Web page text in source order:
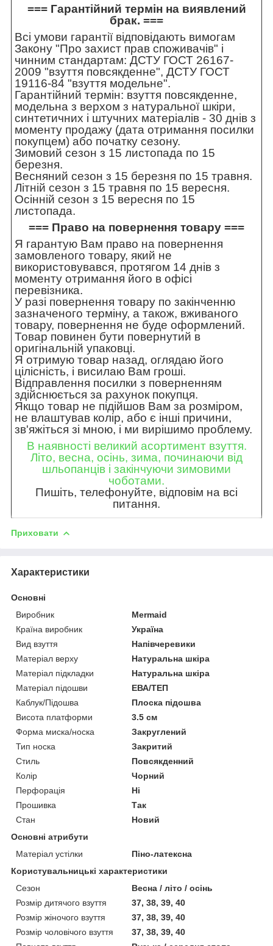
=== Гарантійний термін на виявлений
брак. ===
Всі умови гарантії відповідають вимогам
Закону "Про захист прав споживачів" і
чинним стандартам: ДСТУ ГОСТ 26167-
2009 "взуття повсякденне", ДСТУ ГОСТ
19116-84 "взуття модельне".
Гарантійний термін: взуття повсякденне,
модельна з верхом з натуральної шкіри,
синтетичних і штучних матеріалів - 30 днів з
моменту продажу (дата отримання посилки
покупцем) або початку сезону.
Зимовий сезон з 15 листопада по 15
березня.
Весняний сезон з 15 березня по 15 травня.
Літній сезон з 15 травня по 15 вересня.
Осінній сезон з 15 вересня по 15
листопада.
=== Право на повернення товару ===
Я гарантую Вам право на повернення
замовленого товару, який не
використовувався, протягом 14 днів з
моменту отримання його в офісі
перевізника.
У разі повернення товару по закінченню
зазначеного терміну, а також, вживаного
товару, повернення не буде оформлений.
Товар повинен бути повернутий в
оригінальній упаковці.
Я отримую товар назад, оглядаю його
цілісність, і висилаю Вам гроші.
Відправлення посилки з поверненням
здійснюється за рахунок покупця.
Якщо товар не підійшов Вам за розміром,
не влаштував колір, або є інші причини,
зв'яжіться зі мною, і ми вирішимо проблему.
В наявності великий асортимент взуття.
Літо, весна, осінь, зима, починаючи від
шльопанців і закінчуючи зимовими
чоботами.
Пишіть, телефонуйте, відповім на всі
питання.
Приховати
Характеристики
Основні
Виробник
Mermaid
Країна виробник
Україна
Вид взуття
Напівчеревики
Матеріал верху
Натуральна шкіра
Матеріал підкладки
Натуральна шкіра
Матеріал підошви
ЕВА/ТЕП
Каблук/Підошва
Плоска підошва
Висота платформи
3.5 см
Форма миска/носка
Закруглений
Тип носка
Закритий
Стиль
Повсякденний
Колір
Чорний
Перфорація
Ні
Прошивка
Так
Стан
Новий
Основні атрибути
Матеріал устілки
Піно-латексна
Користувальницькі характеристики
Сезон
Весна / літо / осінь
Розмір дитячого взуття
37, 38, 39, 40
Розмір жіночого взуття
37, 38, 39, 40
Розмір чоловічого взуття
37, 38, 39, 40